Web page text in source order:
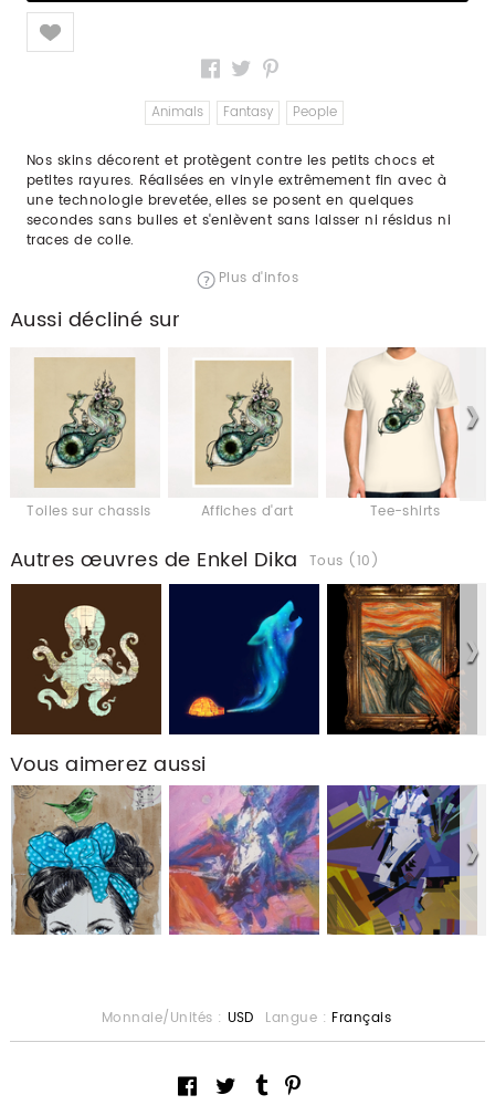
Like
Animals Fantasy People
Nos skins décorent et protègent contre les petits chocs et
petites rayures. Réalisées en vinyle extrêmement fin avec à
une technologie brevetée, elles se posent en quelques
secondes sans bulles et s'enlèvent sans laisser ni résidus ni
traces de colle.
Plus d'infos
Aussi décliné sur
Toiles sur chassis Affiches d'art Tee-shirts
Autres œuvres de Enkel Dika Tous (10)
Vous aimerez aussi
Monnaie/Unités : USD Langue : Français